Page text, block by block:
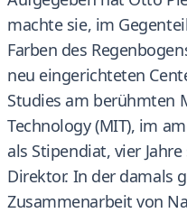
machte sie, im
Farben des
neu eingerichteten
Studies am berühmten
Technology (MIT), im
als Stipendiat, vier
Direktor. In der damals
Zusammenarbeit von